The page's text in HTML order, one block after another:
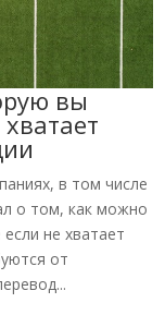
вы
в том числе
о том, как можно
не хватает
от